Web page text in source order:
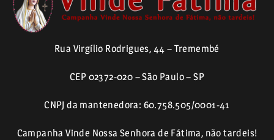
Rua Virgílio Rodrigues, 44 – Tremembé
CEP 02372-020 – São Paulo – SP
CNPJ da mantenedora: 60.758.505/0001-41
Campanha Vinde Nossa Senhora de Fátima, não tardeis!